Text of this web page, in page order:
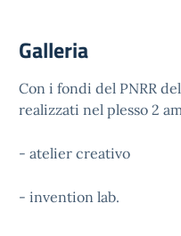
Galleria
Con i fondi del PNRR
realizzati nel plesso 2
- atelier creativo
- invention lab.